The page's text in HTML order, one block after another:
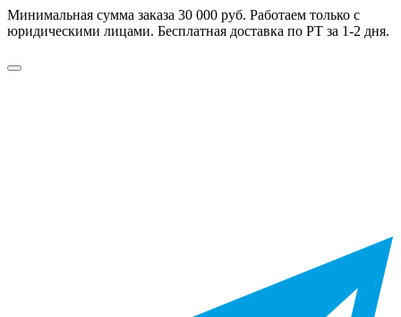
Минимальная сумма заказа 30 000 руб. Работаем только с
юридическими лицами. Бесплатная доставка по РТ за 1-2 дня.